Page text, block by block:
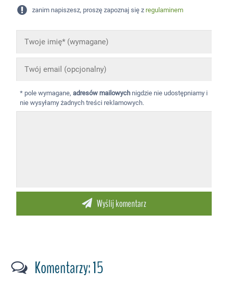
zanim napiszesz, proszę zapoznaj się z regulaminem
* pole wymagane,adresów mailowych nigdzie nie udostępniamy i
nie wysyłamy żadnych treści reklamowych.
Komentarzy: 15